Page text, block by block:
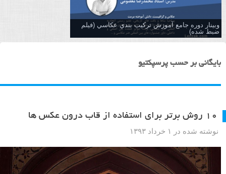
وبینار دوره جامع آموزش تركيب بندي عكاسي (فیلم
ضبط شده)
بایگانی بر حسب پرسپکتیو
۱۰ روش برتر برای استفاده از قاب درون عکس ها
نوشته شده در ۱ خرداد ۱۳۹۳